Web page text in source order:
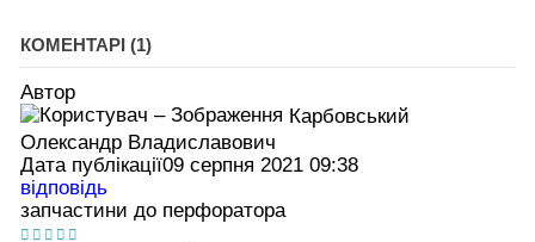
КОМЕНТАРІ (1)
Автор
Карбовський
Олександр Владиславович
Дата публікації09 серпня 2021 09:38
відповідь
запчастини до перфоратора